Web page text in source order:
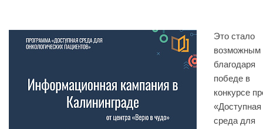
Это стало
возможным
благодаря
победе в
конкурсе
«Доступная
среда для